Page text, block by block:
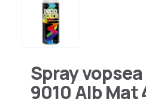
Spray
9010 Alb Mat